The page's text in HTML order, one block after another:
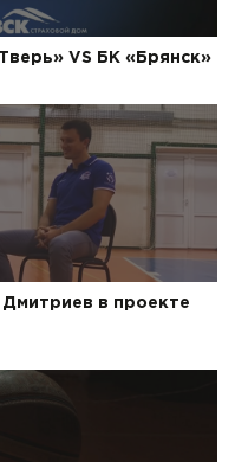
VS БК «Брянск»
в проекте